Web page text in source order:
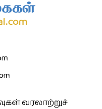
வரலாற்றுச்